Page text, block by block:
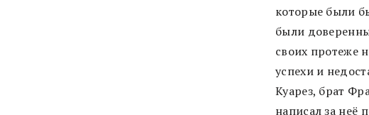
которые были
были
своих протеже
успехи и
Куарез, брат
написал за неё